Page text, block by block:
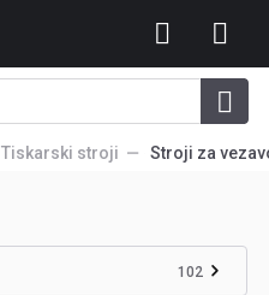
Tiskarski stroji Stroji za
102